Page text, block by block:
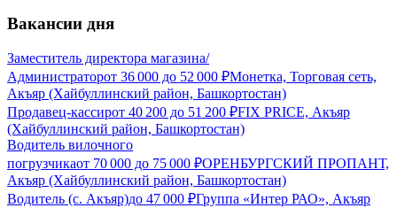
Вакансии дня
Заместитель директора магазина/
Администраторот 36 000 до 52 000 ₽Монетка, Торговая сеть,
Акъяр (Хайбуллинский район, Башкортостан)
Продавец-кассирот 40 200 до 51 200 ₽FIX PRICE, Акъяр
(Хайбуллинский район, Башкортостан)
Водитель вилочного
погрузчикаот 70 000 до 75 000 ₽ОРЕНБУРГСКИЙ ПРОПАНТ,
Акъяр (Хайбуллинский район, Башкортостан)
Водитель (с. Акъяр)до 47 000 ₽Группа «Интер РАО», Акъяр